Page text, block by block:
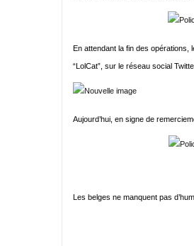
En attendant la fin des opérations,
“LolCat”, sur le réseau social
Aujourd’hui, en signe de
Les belges ne manquent pas